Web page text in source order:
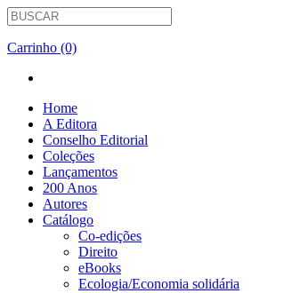
Carrinho (0)
Home
A Editora
Conselho Editorial
Coleções
Lançamentos
200 Anos
Autores
Catálogo
Co-edições
Direito
eBooks
Ecologia/Economia solidária